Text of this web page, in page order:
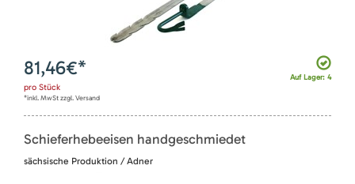
Auf Lager: 4
81,46€*
pro Stück
*inkl. MwSt zzgl. Versand
Schieferhebeeisen handgeschmiedet
sächsische Produktion / Adner